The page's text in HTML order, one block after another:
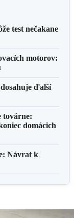
test nečakane
motorov:
ďalší
továrne:
domácich
Návrat k